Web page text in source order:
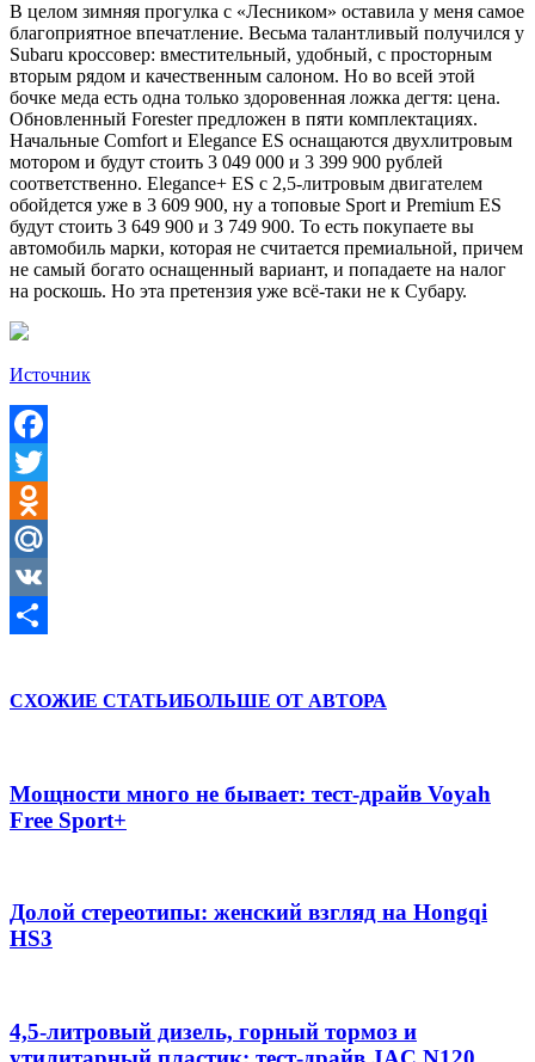
В целом зимняя прогулка с «Лесником» оставила у меня самое
благоприятное впечатление. Весьма талантливый получился у
Subaru кроссовер: вместительный, удобный, с просторным
вторым рядом и качественным салоном. Но во всей этой
бочке меда есть одна только здоровенная ложка дегтя: цена.
Обновленный Forester предложен в пяти комплектациях.
Начальные Comfort и Elegance ES оснащаются двухлитровым
мотором и будут стоить 3 049 000 и 3 399 900 рублей
соответственно. Elegance+ ES с 2,5-литровым двигателем
обойдется уже в 3 609 900, ну а топовые Sport и Premium ES
будут стоить 3 649 900 и 3 749 900. То есть покупаете вы
автомобиль марки, которая не считается премиальной, причем
не самый богато оснащенный вариант, и попадаете на налог
на роскошь. Но эта претензия уже всё-таки не к Субару.
Источник
Facebook
Twitter
Odnoklassniki
Mail.Ru
VK
СХОЖИЕ СТАТЬИБОЛЬШЕ ОТ АВТОРА
Мощности много не бывает: тест-драйв Voyah
Free Sport+
Долой стереотипы: женский взгляд на Hongqi
HS3
4,5-литровый дизель, горный тормоз и